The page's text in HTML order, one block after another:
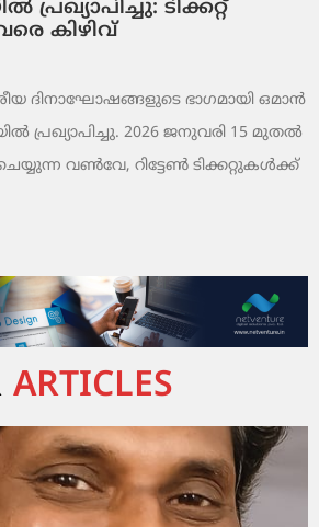
ടിക്കറ്റ്
കിഴിവ്
ദിനാഘോഷങ്ങളുടെ ഭാഗമായി ഒമാൻ
2026 ജനുവരി 15 മുതൽ
ചെയ്യുന്ന വൺവേ, റിട്ടേൺ ടിക്കറ്റുകൾക്ക്
ARTICLES